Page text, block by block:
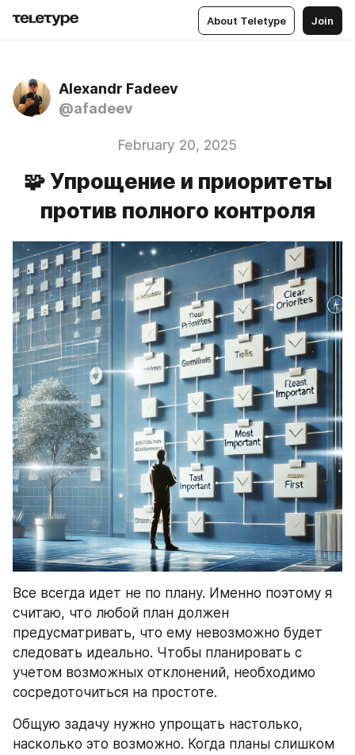
About Teletype Join
Alexandr Fadeev
@afadeev
February 20, 2025
🧩 Упрощение и приоритеты
против полного контроля
Все всегда идет не по плану. Именно поэтому я
считаю, что любой план должен
предусматривать, что ему невозможно будет
следовать идеально. Чтобы планировать с
учетом возможных отклонений, необходимо
сосредоточиться на простоте.
Общую задачу нужно упрощать настолько,
насколько это возможно. Когда планы слишком